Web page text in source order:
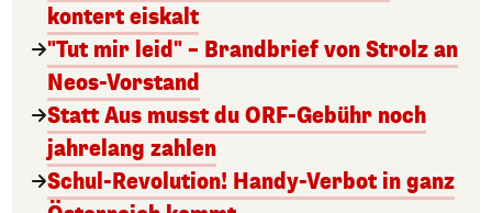
kontert eiskalt
"Tut mir leid" – Brandbrief von Strolz an
Neos-Vorstand
Statt Aus musst du ORF-Gebühr noch
jahrelang zahlen
Schul-Revolution! Handy-Verbot in ganz